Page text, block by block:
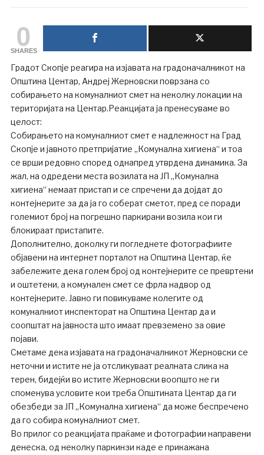
0
SHARES
Градот Скопје реагира на изјавата на градоначалникот на
Општина Центар, Андреј Жерновски поврзана со
собирањето на комуналниот смет на неколку локации на
територијата на Центар.Реакцијата ја пренесуваме во
целост:
Собирањето на комуналниот смет е надлежност на Град
Скопје и јавното претпријатие „Комунална хигиена“ и тоа
се врши редовно според однапред утврдена динамика. За
жал, на одредени места возилата на ЈП „Комунална
хигиена“ немаат пристап и се спречени да дојдат до
контејнерите за да ја го соберат сметот, пред се поради
големиот број на погрешно паркирани возила кои ги
блокираат пристапите.
Дополнително, доколку ги погледнете фотографиите
објавени на интернет порталот на Општина Центар, ќе
забележите дека голем број од контејнерите се превртени
и оштетени, а комунален смет се фрла надвор од
контејнерите. Јавно ги повикуваме колегите од
комуналниот инспекторат на Општина Центар да и
соопштат на јавноста што имаат превземено за овие
појави.
Сметаме дека изјавата на градоначалникот Жерновски се
неточни и истите не ја отсликуваат реалната слика на
терен, бидејќи во истите Жерновски воопшто не ги
споменува условите кои треба Општината Центар да ги
обезбеди за ЈП „Комунална хигиена“ да може беспречено
да го собира комуналниот смет.
Во прилог со реакцијата праќаме и фотографии направени
денеска, од неколку паркинзи каде е прикажана